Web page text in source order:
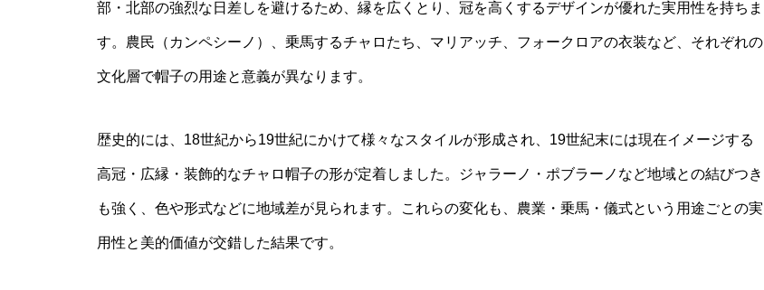
部・北部の強烈な日差しを避けるため、縁を広くとり、冠を高くするデザインが優れた実用性を持ちま
す。農民（カンペシーノ）、乗馬するチャロたち、マリアッチ、フォークロアの衣装など、それぞれの
文化層で帽子の用途と意義が異なります。
歴史的には、18世紀から19世紀にかけて様々なスタイルが形成され、19世紀末には現在イメージする
高冠・広縁・装飾的なチャロ帽子の形が定着しました。ジャラーノ・ポブラーノなど地域との結びつき
も強く、色や形式などに地域差が見られます。これらの変化も、農業・乗馬・儀式という用途ごとの実
用性と美的価値が交錯した結果です。